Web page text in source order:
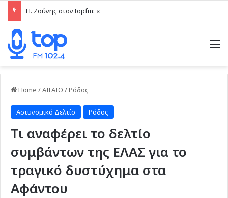
Home /ΑΙΓΑΙΟ /Ρόδος
Αστυνομικό Δελτίο Ρόδος
Τι αναφέρει το δελτίο
συμβάντων της ΕΛΑΣ για το
τραγικό δυστύχημα στα
Αφάντου